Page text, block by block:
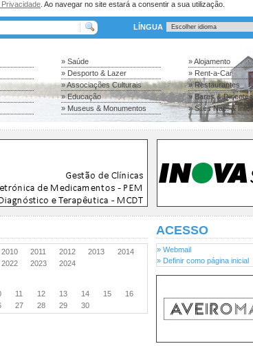
. Ao navegar no site estará a consentir a sua utilização.
LÍNGUA
» Saúde
» Desporto & Lazer
» Associações Culturais
» Educação
» Museus & Monumentos
» Alojamento
» Rent-a-Car
» Restaurantes
» Bares &
» Sites Nac. &
2010 2011 2012 2013
2014
2022 2023
2024
11 12 13 14 15
16
27 28 29 30
ACESSO
» Webmail
» Definir como página inicial